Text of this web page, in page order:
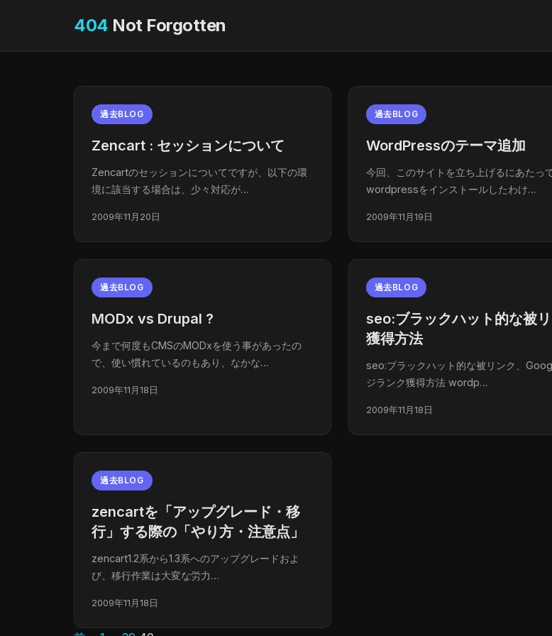
404 Not Forgotten
過去BLOG
Zencart : セッションについて
Zencartのセッションについてですが、以下の環
境に該当する場合は、少々対応が…
2009年11月20日
過去BLOG
WordPressのテーマ追加
今回、このサイトを立ち上げるにあたって
wordpressをインストールしたわけ…
2009年11月19日
過去BLOG
MODx vs Drupal ?
今まで何度もCMSのMODxを使う事があったの
で、使い慣れているのもあり、なかな…
2009年11月18日
過去BLOG
seo:ブラックハット的な被
獲得方法
seo:ブラックハット的な被リンク、
ジランク獲得方法 wordp…
2009年11月18日
過去BLOG
zencartを「アップグレード・移
行」する際の「やり方・注意点」
zencart1.2系から1.3系へのアップグレードおよ
び、移行作業は大変な労力…
2009年11月18日